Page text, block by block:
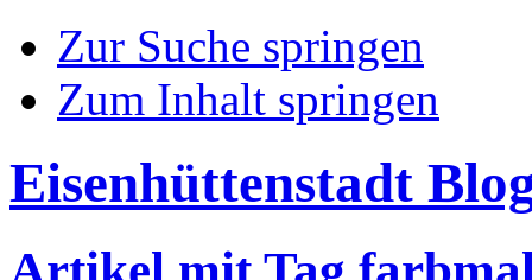
Zur Suche springen
Zum Inhalt springen
Eisenhüttenstadt